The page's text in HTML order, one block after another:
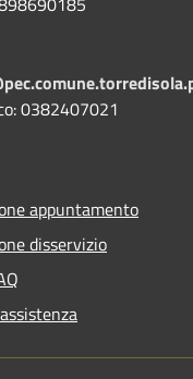
0382407021
appuntamento
disservizio